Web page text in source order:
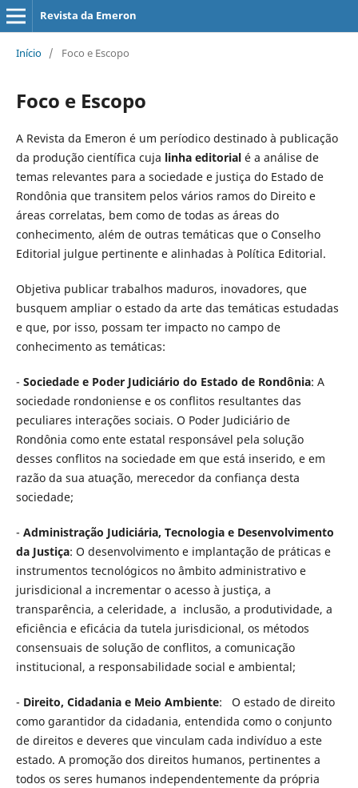
Revista da Emeron
Início / Foco e Escopo
Foco e Escopo
A Revista da Emeron é um períodico destinado à publicação
da produção científica cuja linha editorialé a análise de
temas relevantes para a sociedade e justiça do Estado de
Rondônia que transitem pelos vários ramos do Direito e
áreas correlatas, bem como de todas as áreas do
conhecimento, além de outras temáticas que o Conselho
Editorial julgue pertinente e alinhadas à Política Editorial.
Objetiva publicar trabalhos maduros, inovadores, que
busquem ampliar o estado da arte das temáticas estudadas
e que, por isso, possam ter impacto no campo de
conhecimento as temáticas:
- Sociedade e Poder Judiciário do Estado de Rondônia: A
sociedade rondoniense e os conflitos resultantes das
peculiares interações sociais. O Poder Judiciário de
Rondônia como ente estatal responsável pela solução
desses conflitos na sociedade em que está inserido, e em
razão da sua atuação, merecedor da confiança desta
sociedade;
- Administração Judiciária, Tecnologia e Desenvolvimento
da Justiça: O desenvolvimento e implantação de práticas e
instrumentos tecnológicos no âmbito administrativo e
jurisdicional a incrementar o acesso à justiça, a
transparência, a celeridade, a inclusão, a produtividade, a
eficiência e eficácia da tutela jurisdicional, os métodos
consensuais de solução de conflitos, a comunicação
institucional, a responsabilidade social e ambiental;
- Direito, Cidadania e Meio Ambiente: O estado de direito
como garantidor da cidadania, entendida como o conjunto
de direitos e deveres que vinculam cada indivíduo a este
estado. A promoção dos direitos humanos, pertinentes a
todos os seres humanos independentemente da própria